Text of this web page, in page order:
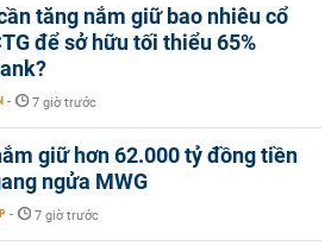
tăng nắm giữ bao nhiêu cổ
để sở hữu tối thiểu 65%
- 7 giờ trước
giữ hơn 62.000 tỷ đồng tiền
ngửa MWG
- 7 giờ trước